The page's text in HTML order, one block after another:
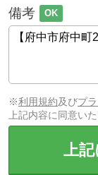
備考 OK
※利用規約及びプ
上記内容に同意い
上